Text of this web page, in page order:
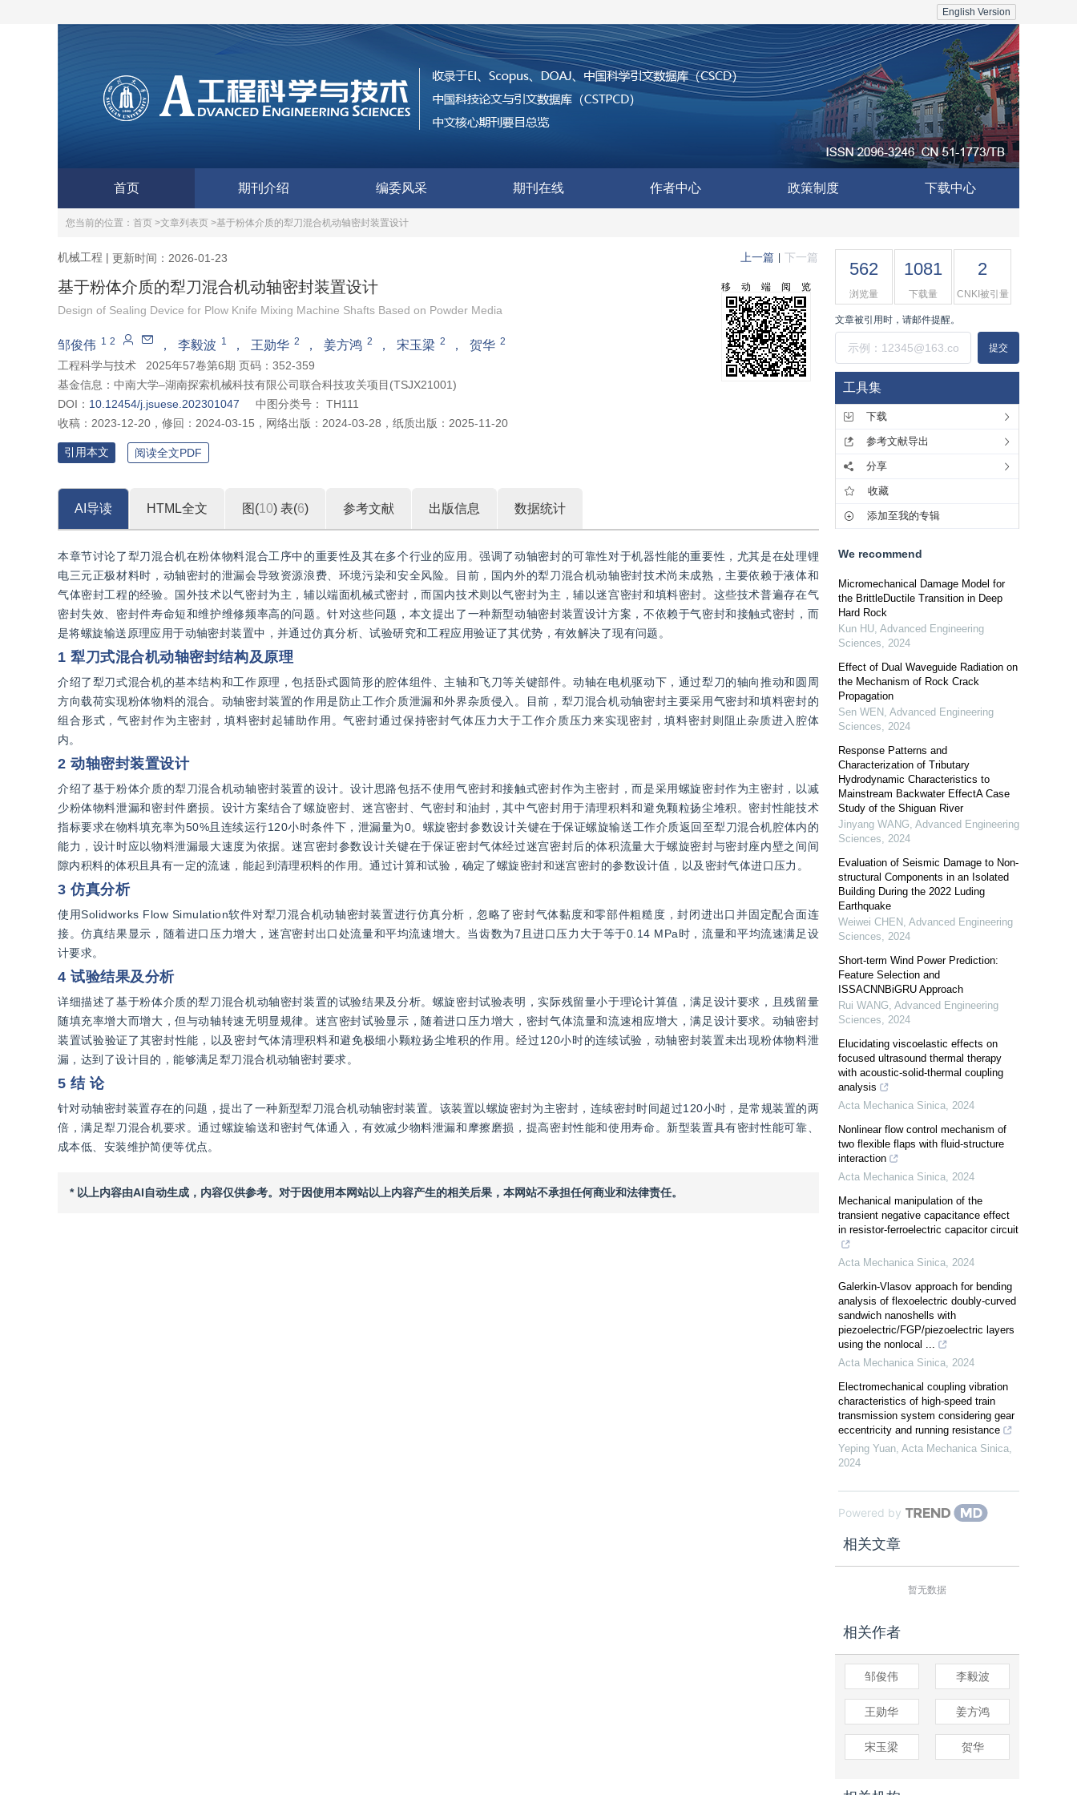
English Version
首页 期刊介绍 编委风采 期刊在线 作者中心 政策制度 下载中心
您当前的位置： 首页 >文章列表页 >基于粉体介质的犁刀混合机动轴密封装置设计
机械工程 | 更新时间：2026-01-23 上一篇 下一篇
基于粉体介质的犁刀混合机动轴密封装置设计
Design of Sealing Device for Plow Knife Mixing Machine Shafts Based on Powder Media
邹俊伟 1 2 ， 李毅波 1 ， 王勋华 2 ， 姜方鸿 2 ， 宋玉梁 2 ， 贺华 2
工程科学与技术
2025年57卷第6期 页码：352-359
基金信息： 中南大学‒湖南探索机械科技有限公司联合科技攻关项目(TSJX21001)
DOI： 10.12454/j.jsuese.202301047 中图分类号：
TH111
收稿： 2023-12-20 ， 修回： 2024-03-15 ， 网络出版： 2024-03-28 ， 纸质出版： 2025-11-20
移动端阅览
引用本文 阅读全文PDF
AI导读 HTML全文 图(10) 表(6) 参考文献 出版信息 数据统计
本章节讨论了犁刀混合机在粉体物料混合工序中的重要性及其在多个行业的应用。强调了动轴密封的可靠性对于机器性能的重要性，尤其是在处理锂
电三元正极材料时，动轴密封的泄漏会导致资源浪费、环境污染和安全风险。目前，国内外的犁刀混合机动轴密封技术尚未成熟，主要依赖于液体和
气体密封工程的经验。国外技术以气密封为主，辅以端面机械式密封，而国内技术则以气密封为主，辅以迷宫密封和填料密封。这些技术普遍存在气
密封失效、密封件寿命短和维护维修频率高的问题。针对这些问题，本文提出了一种新型动轴密封装置设计方案，不依赖于气密封和接触式密封，而
是将螺旋输送原理应用于动轴密封装置中，并通过仿真分析、试验研究和工程应用验证了其优势，有效解决了现有问题。
1 犁刀式混合机动轴密封结构及原理
介绍了犁刀式混合机的基本结构和工作原理，包括卧式圆筒形的腔体组件、主轴和飞刀等关键部件。动轴在电机驱动下，通过犁刀的轴向推动和圆周
方向载荷实现粉体物料的混合。动轴密封装置的作用是防止工作介质泄漏和外界杂质侵入。目前，犁刀混合机动轴密封主要采用气密封和填料密封的
组合形式，气密封作为主密封，填料密封起辅助作用。气密封通过保持密封气体压力大于工作介质压力来实现密封，填料密封则阻止杂质进入腔体
内。
2 动轴密封装置设计
介绍了基于粉体介质的犁刀混合机动轴密封装置的设计。设计思路包括不使用气密封和接触式密封作为主密封，而是采用螺旋密封作为主密封，以减
少粉体物料泄漏和密封件磨损。设计方案结合了螺旋密封、迷宫密封、气密封和油封，其中气密封用于清理积料和避免颗粒扬尘堆积。密封性能技术
指标要求在物料填充率为50%且连续运行120小时条件下，泄漏量为0。螺旋密封参数设计关键在于保证螺旋输送工作介质返回至犁刀混合机腔体内的
能力，设计时应以物料泄漏最大速度为依据。迷宫密封参数设计关键在于保证密封气体经过迷宫密封后的体积流量大于螺旋密封与密封座内壁之间间
隙内积料的体积且具有一定的流速，能起到清理积料的作用。通过计算和试验，确定了螺旋密封和迷宫密封的参数设计值，以及密封气体进口压力。
3 仿真分析
使用Solidworks Flow Simulation软件对犁刀混合机动轴密封装置进行仿真分析，忽略了密封气体黏度和零部件粗糙度，封闭进出口并固定配合面连
接。仿真结果显示，随着进口压力增大，迷宫密封出口处流量和平均流速增大。当齿数为7且进口压力大于等于0.14 MPa时，流量和平均流速满足设
计要求。
4 试验结果及分析
详细描述了基于粉体介质的犁刀混合机动轴密封装置的试验结果及分析。螺旋密封试验表明，实际残留量小于理论计算值，满足设计要求，且残留量
随填充率增大而增大，但与动轴转速无明显规律。迷宫密封试验显示，随着进口压力增大，密封气体流量和流速相应增大，满足设计要求。动轴密封
装置试验验证了其密封性能，以及密封气体清理积料和避免极细小颗粒扬尘堆积的作用。经过120小时的连续试验，动轴密封装置未出现粉体物料泄
漏，达到了设计目的，能够满足犁刀混合机动轴密封要求。
5 结 论
针对动轴密封装置存在的问题，提出了一种新型犁刀混合机动轴密封装置。该装置以螺旋密封为主密封，连续密封时间超过120小时，是常规装置的两
倍，满足犁刀混合机要求。通过螺旋输送和密封气体通入，有效减少物料泄漏和摩擦磨损，提高密封性能和使用寿命。新型装置具有密封性能可靠、
成本低、安装维护简便等优点。
* 以上内容由AI自动生成，内容仅供参考。对于因使用本网站以上内容产生的相关后果，本网站不承担任何商业和法律责任。
562
浏览量
1081
下载量
2
CNKI被引量
文章被引用时，请邮件提醒。
提交
工具集
下载
参考文献导出
分享
收藏
添加至我的专辑
We recommend
Micromechanical Damage Model for
the BrittleDuctile Transition in Deep
Hard Rock
Kun HU, Advanced Engineering
Sciences, 2024
Effect of Dual Waveguide Radiation on
the Mechanism of Rock Crack
Propagation
Sen WEN , Advanced Engineering
Sciences, 2024
Response Patterns and
Characterization of Tributary
Hydrodynamic Characteristics to
Mainstream Backwater EffectA Case
Study of the Shiguan River
Jinyang WANG, Advanced Engineering
Sciences, 2024
Evaluation of Seismic Damage to Non-
structural Components in an Isolated
Building During the 2022 Luding
Earthquake
Weiwei CHEN , Advanced Engineering
Sciences, 2024
Short-term Wind Power Prediction:
Feature Selection and
ISSACNNBiGRU Approach
Rui WANG, Advanced Engineering
Sciences, 2024
Elucidating viscoelastic effects on
focused ultrasound thermal therapy
with acoustic-solid-thermal coupling
analysis
Acta Mechanica Sinica, 2024
Nonlinear flow control mechanism of
two flexible flaps with fluid-structure
interaction
Acta Mechanica Sinica, 2024
Mechanical manipulation of the
transient negative capacitance effect
in resistor-ferroelectric capacitor circuit
Acta Mechanica Sinica, 2024
Galerkin-Vlasov approach for bending
analysis of flexoelectric doubly-curved
sandwich nanoshells with
piezoelectric/FGP/piezoelectric layers
using the nonlocal ...
Acta Mechanica Sinica, 2024
Electromechanical coupling vibration
characteristics of high-speed train
transmission system considering gear
eccentricity and running resistance
Yeping Yuan, Acta Mechanica Sinica,
2024
Powered by
相关文章
暂无数据
相关作者
邹俊伟 李毅波
王勋华 姜方鸿
宋玉梁 贺华